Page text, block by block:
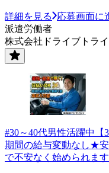
詳細を見る
応募画面に
派遣労働者
株式会社ドライブトラ
#30～40代男性活躍中
期間の給与変動なし★
で不安なく始められます